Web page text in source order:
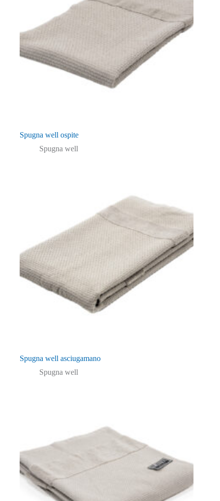
Spugna well ospite
Spugna well
Spugna well asciugamano
Spugna well